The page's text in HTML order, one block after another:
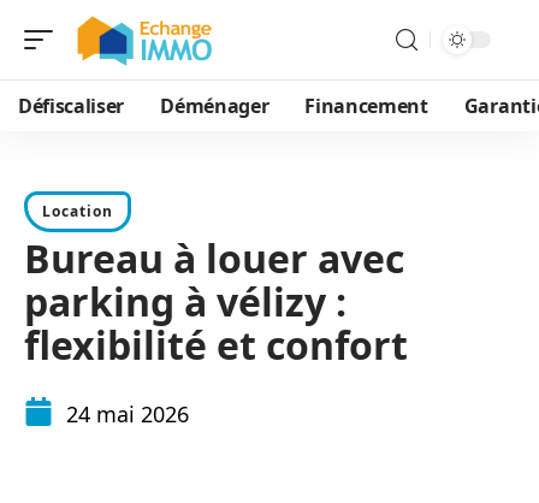
Défiscaliser Déménager Financement
Location
Bureau à louer avec
parking à vélizy :
flexibilité et confort
24 mai 2026